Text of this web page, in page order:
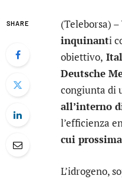
SHARE (Teleborsa) –
inquinanti
obiettivo,
Deutsche
congiunta di
all’interno
l’efficienza
cui
L’idrogeno,